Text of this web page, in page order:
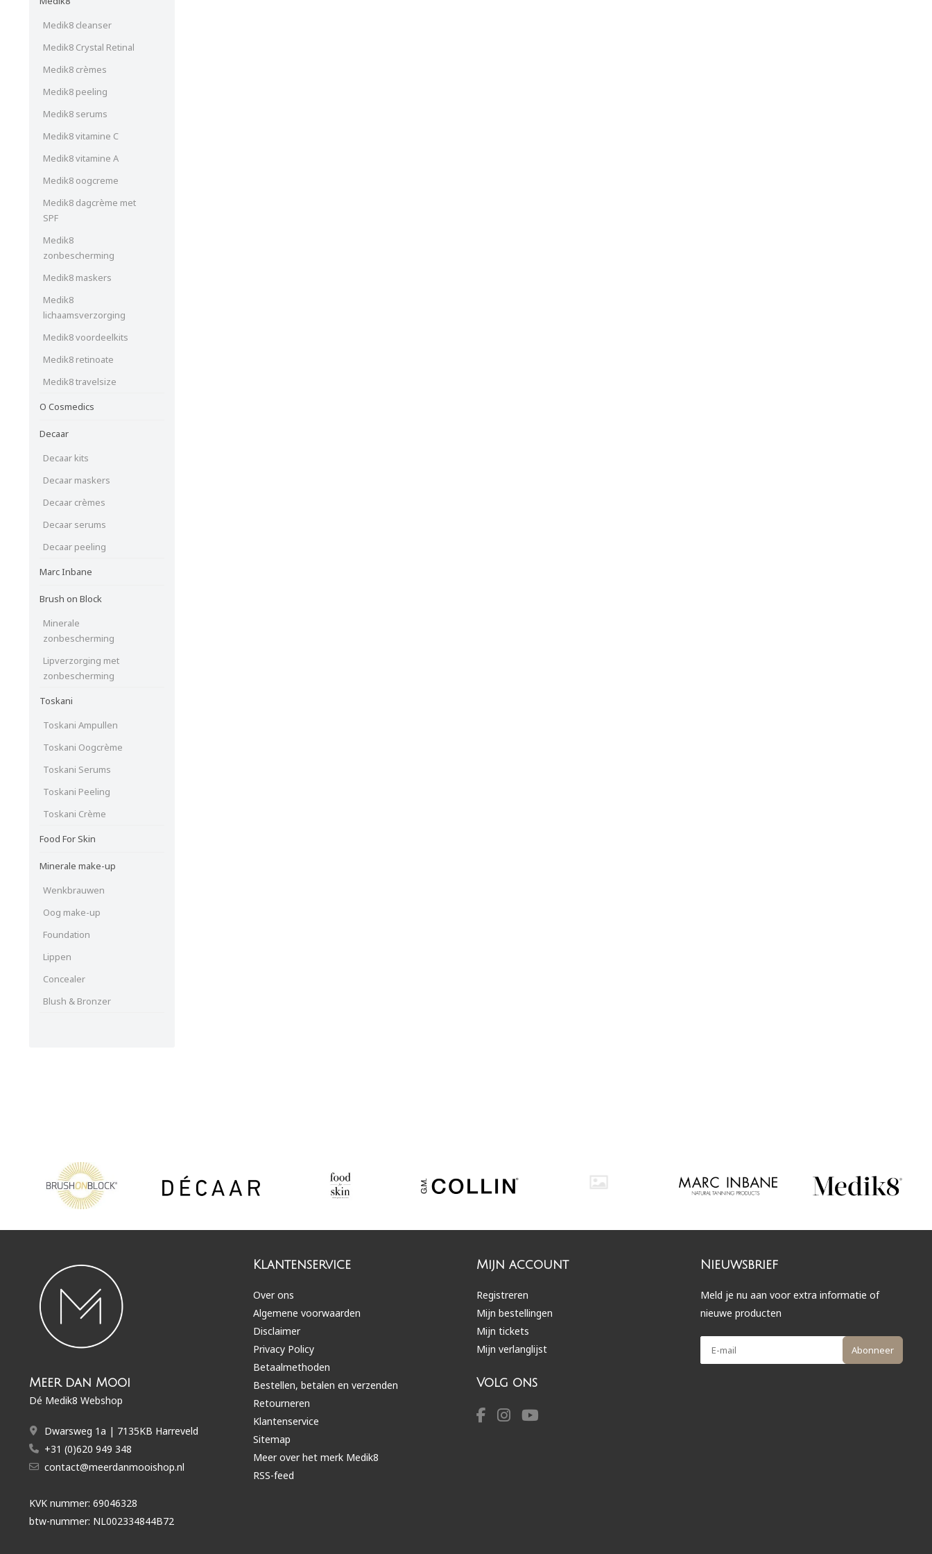
Medik8 cleanser
Medik8 Crystal Retinal
Medik8 crèmes
Medik8 peeling
Medik8 serums
Medik8 vitamine C
Medik8 vitamine A
Medik8 oogcreme
Medik8 dagcrème met
SPF
Medik8
zonbescherming
Medik8 maskers
Medik8
lichaamsverzorging
Medik8 voordeelkits
Medik8 retinoate
Medik8 travelsize
O Cosmedics
Decaar
Decaar kits
Decaar maskers
Decaar crèmes
Decaar serums
Decaar peeling
Marc Inbane
Brush on Block
Minerale
zonbescherming
Lipverzorging met
zonbescherming
Toskani
Toskani Ampullen
Toskani Oogcrème
Toskani Serums
Toskani Peeling
Toskani Crème
Food For Skin
Minerale make-up
Wenkbrauwen
Oog make-up
Foundation
Lippen
Concealer
Blush & Bronzer
Meer dan Mooi
Dé Medik8 Webshop
Dwarsweg 1a | 7135KB Harreveld
+31 (0)620 949 348
contact@meerdanmooishop.nl
KVK nummer: 69046328
btw-nummer: NL002334844B72
Klantenservice
Over ons
Algemene voorwaarden
Disclaimer
Privacy Policy
Betaalmethoden
Bestellen, betalen en verzenden
Retourneren
Klantenservice
Sitemap
Meer over het merk Medik8
RSS-feed
Mijn account
Registreren
Mijn bestellingen
Mijn tickets
Mijn verlanglijst
Volg ons
Nieuwsbrief
Meld je nu aan voor extra informatie of
nieuwe producten
Abonneer